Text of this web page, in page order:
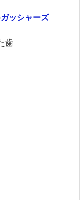
ガッシャーズ
歯